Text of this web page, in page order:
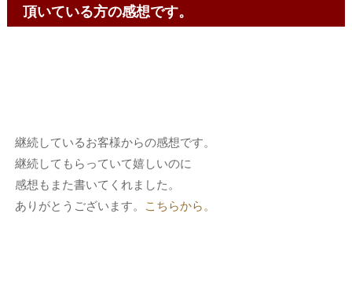
頂いている方の感想です。
継続しているお客様からの感想です。
継続してもらっていて嬉しいのに
感想もまた書いてくれました。
ありがとうございます。 こちらから。